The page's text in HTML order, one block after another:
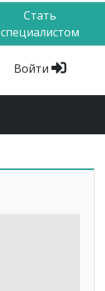
Стать
специалистом
Войти